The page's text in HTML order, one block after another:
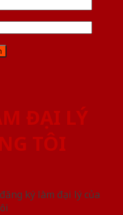
ĐẠI LÝ
TÔI
ký làm đại lý của